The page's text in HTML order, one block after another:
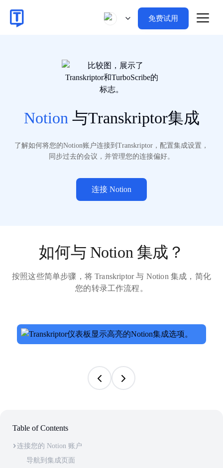
免费试用
Notion 与Transkriptor集成
了解如何将您的Notion账户连接到Transkriptor，配置集成设置，
同步过去的会议，并管理您的连接偏好。
连接 Notion
如何与 Notion 集成？
按照这些简单步骤，将 Transkriptor 与 Notion 集成，简化
您的转录工作流程。
Table of Contents
连接您的 Notion 账户
导航到集成页面